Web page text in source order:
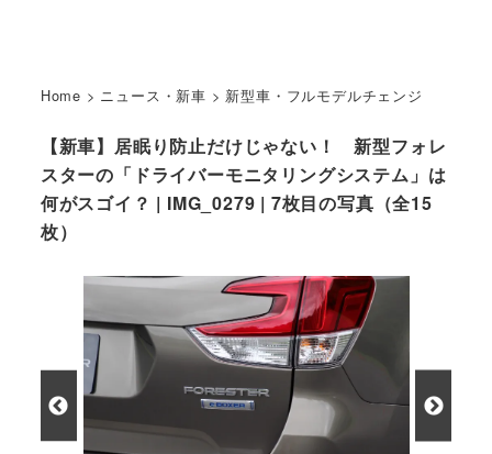
Home > ニュース・新車 > 新型車・フルモデルチェンジ
【新車】居眠り防止だけじゃない！ 新型フォレ
スターの「ドライバーモニタリングシステム」は
何がスゴイ？ | IMG_0279 | 7枚目の写真（全15
枚）